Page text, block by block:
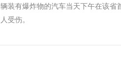
装有爆炸物的汽车当天下午在该省
受伤。